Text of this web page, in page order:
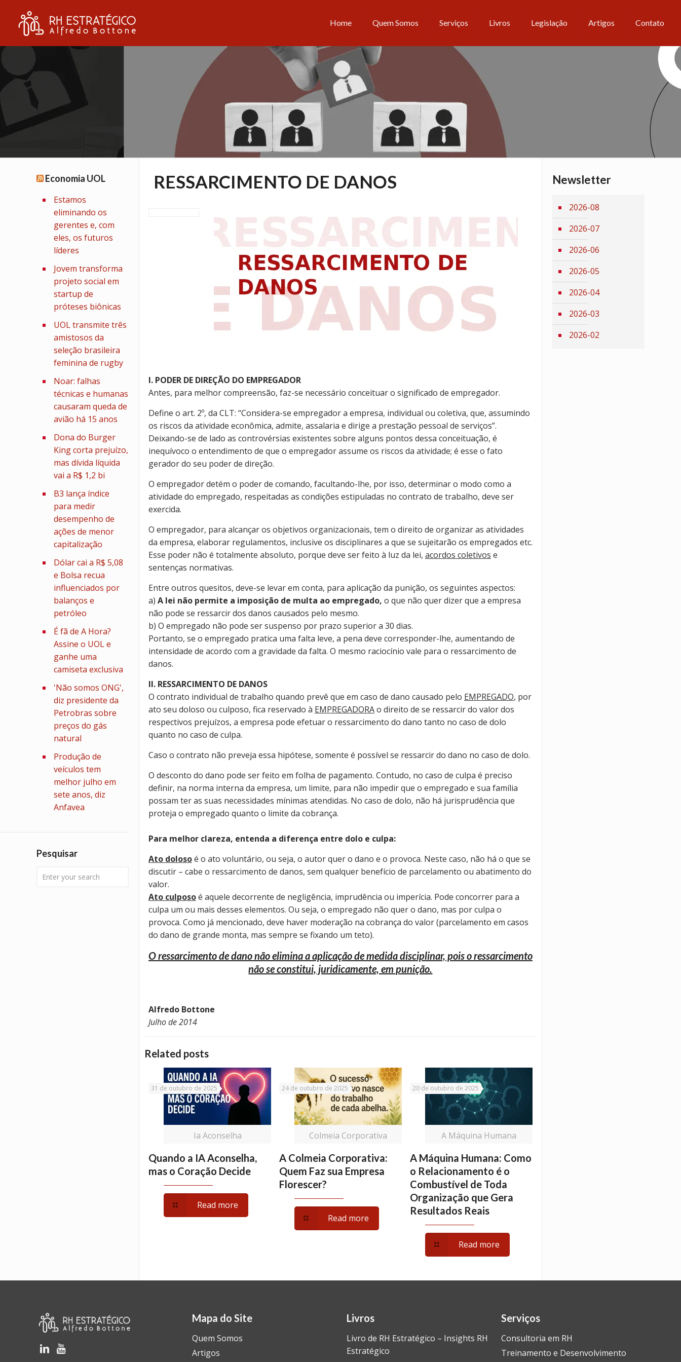
Home Quem Somos Serviços Livros Legislação Artigos Contato
RESSARCIMENTO DE DANOS
I. PODER DE DIREÇÃO DO EMPREGADOR
Antes, para melhor compreensão, faz-se necessário conceituar o significado de empregador.
Define o art. 2º, da CLT: “Considera-se empregador a empresa, individual ou coletiva, que, assumindo
os riscos da atividade econômica, admite, assalaria e dirige a prestação pessoal de serviços”.
Deixando-se de lado as controvérsias existentes sobre alguns pontos dessa conceituação, é
inequívoco o entendimento de que o empregador assume os riscos da atividade; é esse o fato
gerador do seu poder de direção.
O empregador detém o poder de comando, facultando-lhe, por isso, determinar o modo como a
atividade do empregado, respeitadas as condições estipuladas no contrato de trabalho, deve ser
exercida.
O empregador, para alcançar os objetivos organizacionais, tem o direito de organizar as atividades
da empresa, elaborar regulamentos, inclusive os disciplinares a que se sujeitarão os empregados etc.
Esse poder não é totalmente absoluto, porque deve ser feito à luz da lei, acordos coletivos e
sentenças normativas.
Entre outros quesitos, deve-se levar em conta, para aplicação da punição, os seguintes aspectos:
a) A lei não permite a imposição de multa ao empregado, o que não quer dizer que a empresa
não pode se ressarcir dos danos causados pelo mesmo.
b) O empregado não pode ser suspenso por prazo superior a 30 dias.
Portanto, se o empregado pratica uma falta leve, a pena deve corresponder-lhe, aumentando de
intensidade de acordo com a gravidade da falta. O mesmo raciocínio vale para o ressarcimento de
danos.
II. RESSARCIMENTO DE DANOS
O contrato individual de trabalho quando prevê que em caso de dano causado pelo EMPREGADO, por
ato seu doloso ou culposo, fica reservado à EMPREGADORAo direito de se ressarcir do valor dos
respectivos prejuízos, a empresa pode efetuar o ressarcimento do dano tanto no caso de dolo
quanto no caso de culpa.
Caso o contrato não preveja essa hipótese, somente é possível se ressarcir do dano no caso de dolo.
O desconto do dano pode ser feito em folha de pagamento. Contudo, no caso de culpa é preciso
definir, na norma interna da empresa, um limite, para não impedir que o empregado e sua família
possam ter as suas necessidades mínimas atendidas. No caso de dolo, não há jurisprudência que
proteja o empregado quanto o limite da cobrança.
Para melhor clareza, entenda a diferença entre dolo e culpa:
Ato dolosoé o ato voluntário, ou seja, o autor quer o dano e o provoca. Neste caso, não há o que se
discutir – cabe o ressarcimento de danos, sem qualquer benefício de parcelamento ou abatimento do
valor.
Ato culposoé aquele decorrente de negligência, imprudência ou imperícia. Pode concorrer para a
culpa um ou mais desses elementos. Ou seja, o empregado não quer o dano, mas por culpa o
provoca. Como já mencionado, deve haver moderação na cobrança do valor (parcelamento em casos
do dano de grande monta, mas sempre se fixando um teto).
O ressarcimento de dano não elimina a aplicação de medida disciplinar, pois o ressarcimento
não se constitui, juridicamente, em punição.
Alfredo Bottone
Julho de 2014
Related posts
Ia Aconselha
31 de outubro de 2025
Quando a IA Aconselha,
mas o Coração Decide
Read more
Colmeia Corporativa
24 de outubro de 2025
A Colmeia Corporativa:
Quem Faz sua Empresa
Florescer?
Read more
A Máquina Humana
20 de outubro de 2025
A Máquina Humana: Como
o Relacionamento é o
Combustível de Toda
Organização que Gera
Resultados Reais
Read more
Economia UOL
Estamos
eliminando os
gerentes e, com
eles, os futuros
líderes
Jovem transforma
projeto social em
startup de
próteses biônicas
UOL transmite três
amistosos da
seleção brasileira
feminina de rugby
Noar: falhas
técnicas e humanas
causaram queda de
avião há 15 anos
Dona do Burger
King corta prejuízo,
mas dívida líquida
vai a R$ 1,2 bi
B3 lança índice
para medir
desempenho de
ações de menor
capitalização
Dólar cai a R$ 5,08
e Bolsa recua
influenciados por
balanços e
petróleo
É fã de A Hora?
Assine o UOL e
ganhe uma
camiseta exclusiva
'Não somos ONG',
diz presidente da
Petrobras sobre
preços do gás
natural
Produção de
veículos tem
melhor julho em
sete anos, diz
Anfavea
Pesquisar
Newsletter
2026-08
2026-07
2026-06
2026-05
2026-04
2026-03
2026-02
Mapa do Site
Quem Somos
Artigos
Livros
Livro de RH Estratégico – Insights RH
Estratégico
Serviços
Consultoria em RH
Treinamento e Desenvolvimento